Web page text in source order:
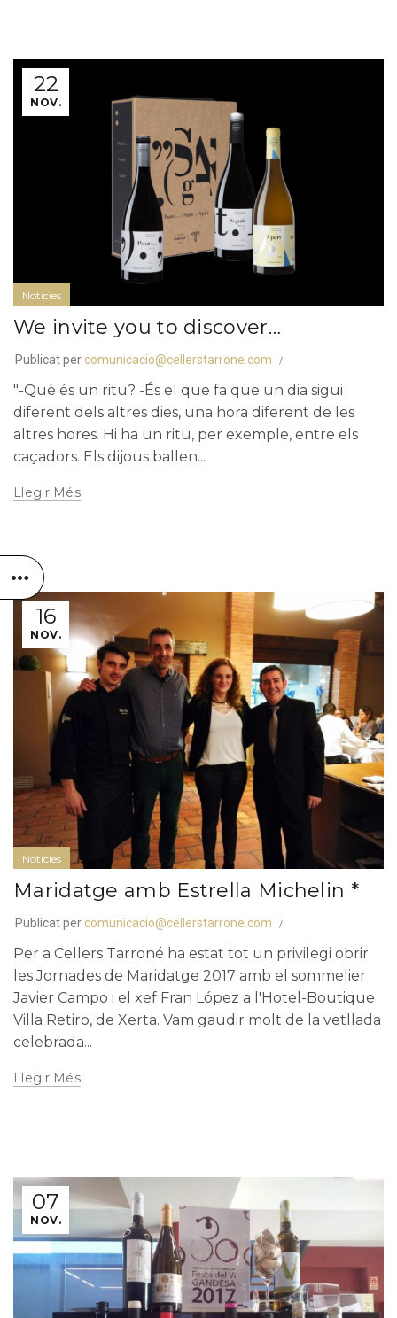
22
NOV.
Notícies
We invite you to discover…
Publicat per comunicacio@cellerstarrone.com
"-Què és un ritu? -És el que fa que un dia sigui
diferent dels altres dies, una hora diferent de les
altres hores. Hi ha un ritu, per exemple, entre els
caçadors. Els dijous ballen...
Llegir Més
16
NOV.
Notícies
Maridatge amb Estrella Michelin *
Publicat per comunicacio@cellerstarrone.com
Per a Cellers Tarroné ha estat tot un privilegi obrir
les Jornades de Maridatge 2017 amb el sommelier
Javier Campo i el xef Fran López a l'Hotel-Boutique
Villa Retiro, de Xerta. Vam gaudir molt de la vetllada
celebrada...
Llegir Més
07
NOV.